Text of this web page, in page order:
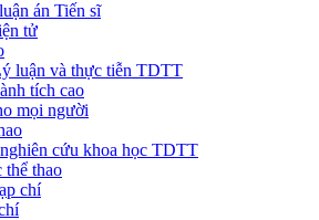
án Tiến sĩ
tử
luận và thực tiễn TDTT
tích cao
mọi người
cứu khoa học TDTT
thể thao
chí